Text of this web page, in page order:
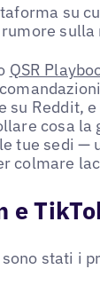
su
QSR
su Reddit,
cosa la
tue sedi —
colmare
e
stati i